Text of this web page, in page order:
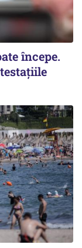
începe.